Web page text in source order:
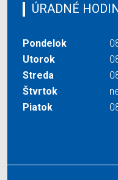
ÚRADNÉ
Pondelok
Utorok
Streda
Štvrtok
Piatok